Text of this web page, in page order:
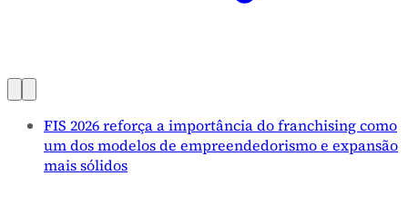
FIS 2026 reforça a importância do franchising como
um dos modelos de empreendedorismo e expansão
mais sólidos